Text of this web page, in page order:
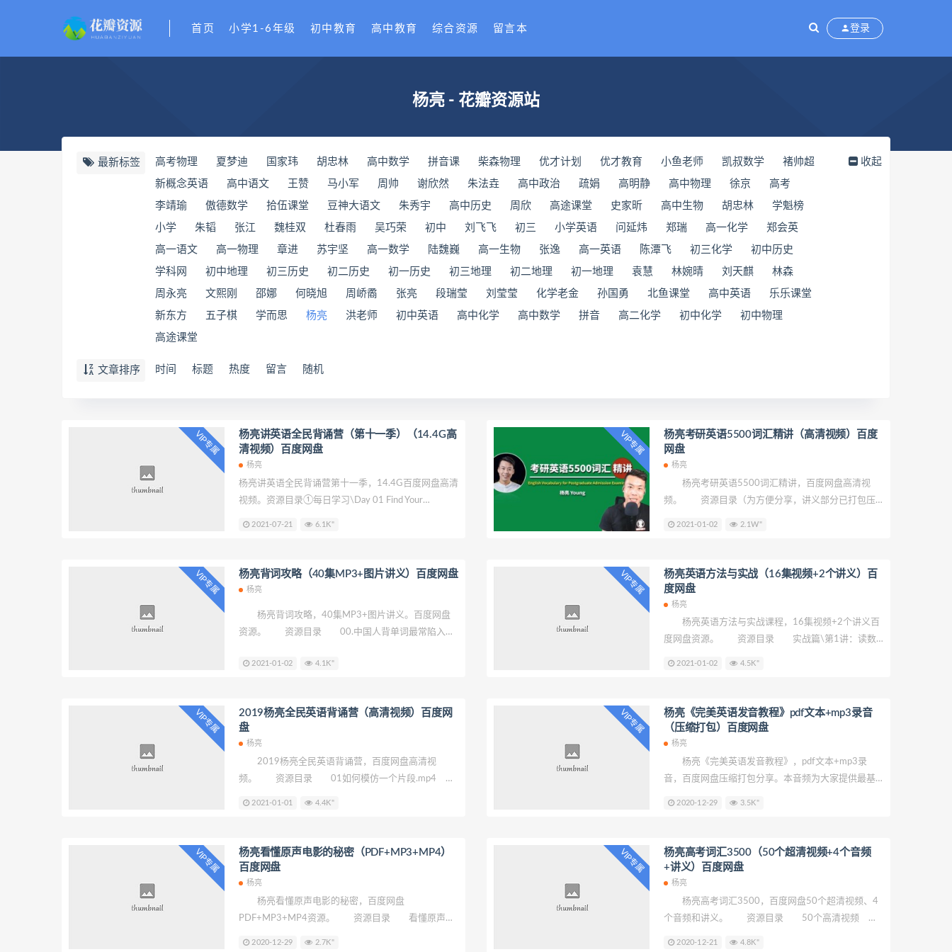
首页 小学1-6年级 初中教育 高中教育 综合资源 留言本 登录
杨亮 - 花瓣资源站
最新标签 高考物理 夏梦迪 国家玮 ​胡忠林 ​高中数学 拼音课 ​柴森物理 优才计划 优才教育 小鱼老师 凯叔数学 褚帅超
新概念英语 高中语文 王赞 马小军 周帅 谢欣然 朱法垚 高中政治 疏娟 高明静 高中物理 徐京 高考
​李靖瑜 ​傲德数学 ​拾伍课堂 豆神大语文 朱秀宇 高中历史 周欣 ​高途课堂 史家昕 高中生物 胡忠林 ​学魁榜
小学 朱韬 张江 魏桂双 杜春雨 吴巧荣 初中 刘飞飞 初三 小学英语 问延炜 郑瑞 高一化学 郑会英
高一语文 高一物理 章进 苏宇坚 高一数学 陆魏巍 高一生物 张逸 高一英语 陈潭飞 初三化学 初中历史
​学科网 初中地理 初三历史 初二历史 初一历史 初三地理 初二地理 初一地理 袁慧 林婉晴 刘天麒 林森
周永亮 文熙刚 邵娜 何晓旭 周峤矞 张亮 段瑞莹 刘莹莹 化学老金 孙国勇 北鱼课堂 高中英语 乐乐课堂
新东方 五子棋 学而思 杨亮 洪老师 初中英语 高中化学 高中数学 拼音 高二化学 初中化学 初中物理
高途课堂
收起
文章排序 时间 标题 热度 留言 随机
VIP专属
杨亮讲英语全民背诵营（第十一季）（14.4G高
清视频）百度网盘
杨亮
杨亮讲英语全民背诵营第十一季，14.4G百度网盘高清
视频。资源目录①每日学习\Day 01 Find Your
Greatness （发现你的伟大）\02亮解单词.mp3①每日
学习\Day 01 Find Your Greatness （发现你的伟大）
2021-07-21 6.1K"
VIP专属
杨亮考研英语5500词汇精讲（高清视频）百度
网盘
杨亮
杨亮考研英语5500词汇精讲，百度网盘高清视
频。 资源目录（为方便分享，讲义部分已打包压
\E04亮解单词.mp4 杨亮英语 5500视频\E05
新.mp4 杨亮英语 5500视频\E06亮解单
词.mp4 杨亮英语 5500视频\E07-亮解单
词.mp4 杨亮英语 5500视频\E08亮解单
词.mp4 杨
2021-01-02 2.1W"
VIP专属 杨亮背词攻略（40集MP3+图片讲义）百度网盘
杨亮
杨亮背词攻略，40集MP3+图片讲义。百度网盘
资源。 资源目录 00.中国人背单词最常陷入五
02.跟三大电信巨头学英语单词 03.这些电影大片
式 06.声音和文字的关系 07.这些英语单词，
居然都来自汉语 08.英语和汉语哪些词汇表达寓意
秘密 10.那些你不知道的神和神话故事.拷贝
2021-01-02 4.1K"
VIP专属
杨亮英语方法与实战（16集视频+2个讲义）百
度网盘
杨亮
杨亮英语方法与实战课程，16集视频+2个讲义百
度网盘资源。 资源目录 实战篇\第1讲：读数
讲：观家居，认单词.mp4 实战篇\第6讲：谈出
行，识单词.mp4 实战篇\第7讲：论读书，解单
词.mp4 实战篇\第8讲：聊工作，叙单词.mp4
实战篇\第9讲：看网络，话单词.mp4 实战篇\第
10讲：玩手机，用单词.mp4
2021-01-02 4.5K"
VIP专属
2019杨亮全民英语背诵营（高清视频）百度网
盘
杨亮
2019杨亮全民英语背诵营，百度网盘高清视
频。 资源目录 01如何模仿一个片段.mp4
07如何看电影学英语.mp4 08英汉成语趣味对
比.mp4 09英语中的修辞手法.mp4 10英语标
点符号用法.mp4 11生活口语常见俚语.mp4
12如何去阅读一本书.mp4 13如何练习英语听
力.mp4 14如何创造语言环
2021-01-01 4.4K"
VIP专属
杨亮《完美英语发音教程》pdf文本+mp3录音
（压缩打包）百度网盘
杨亮
杨亮《完美英语发音教程》，pdf文本+mp3录
音，百度网盘压缩打包分享。本音频为大家提供最基
本.pdf 杨亮《我有我的YOUNG》.pdf 杨亮自
我介绍英文版.mp3 第一章 完美英语音标速成
\1.mp3 第一章 完美英语音标速成\2.mp3 第一
章 完美英语音标速成\3.mp3 第一章 完美英语音标
速成\4.mp3 第一章 完美
2020-12-29 3.5K"
VIP专属
杨亮看懂原声电影的秘密（PDF+MP3+MP4）
百度网盘
杨亮
杨亮看懂原声电影的秘密，百度网盘
PDF+MP3+MP4资源。 资源目录 看懂原声电
2020-12-29 2.7K"
VIP专属
杨亮高考词汇3500（50个超清视频+4个音频
+讲义）百度网盘
杨亮
杨亮高考词汇3500，百度网盘50个超清视频、4
个音频和讲义。 资源目录 50个高清视频 4
2020-12-21 4.8K"